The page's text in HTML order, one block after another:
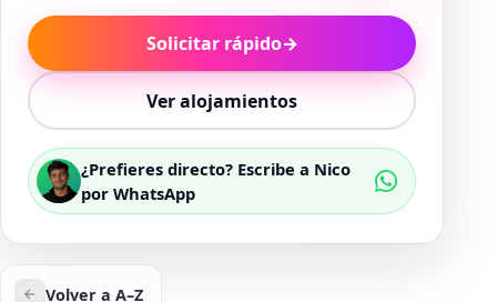
Solicitar rápido→
Ver alojamientos
¿Prefieres directo? Escribe a Nico
por WhatsApp
Volver a A–Z